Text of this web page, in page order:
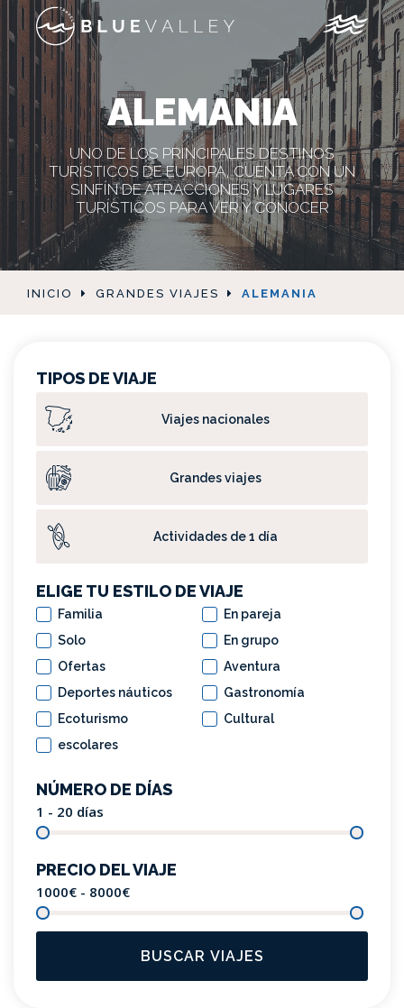
ALEMANIA
UNO DE LOS PRINCIPALES DESTINOS
TURÍSTICOS DE EUROPA, CUENTA CON UN
SINFÍN DE ATRACCIONES Y LUGARES
TURÍSTICOS PARA VER Y CONOCER
INICIO GRANDES VIAJES ALEMANIA
TIPOS DE VIAJE
Viajes nacionales
Grandes viajes
Actividades de 1 día
ELIGE TU ESTILO DE VIAJE
Familia
En pareja
Solo
En grupo
Ofertas
Aventura
Deportes náuticos
Gastronomía
Ecoturismo
Cultural
escolares
NÚMERO DE DÍAS
1 - 20 días
PRECIO DEL VIAJE
1000€ - 8000€
BUSCAR VIAJES